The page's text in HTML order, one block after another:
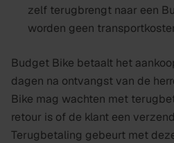
zelf terugbrengt naar een
worden geen
Budget Bike betaalt het
dagen na ontvangst van de
Bike mag wachten met
retour is of de klant een
Terugbetaling gebeurt met